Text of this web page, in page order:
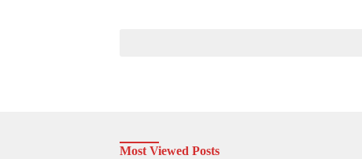
Most Viewed Posts